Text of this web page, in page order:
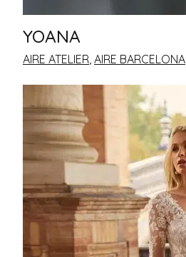
YOANA
AIRE ATELIER AIRE BARCELONA